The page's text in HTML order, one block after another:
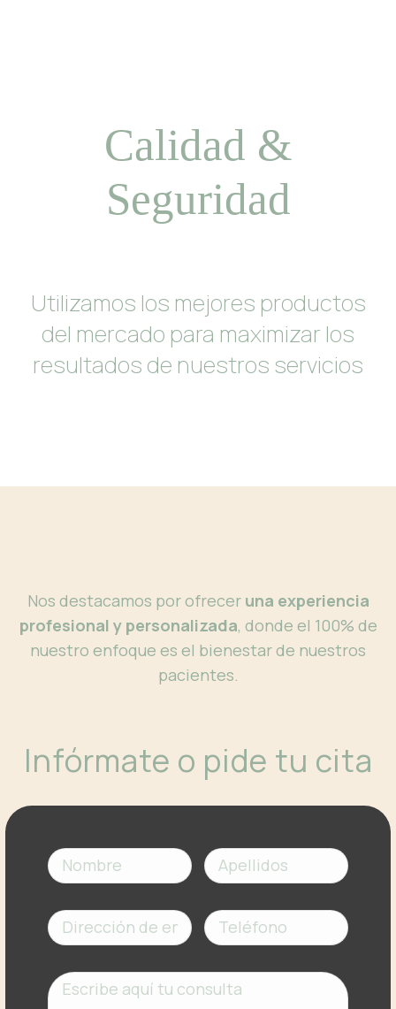
Calidad &
Seguridad
Utilizamos los mejores productos
del mercado para maximizar los
resultados de nuestros servicios
Nos destacamos por ofrecer una experiencia
profesional y personalizada, donde el 100% de
nuestro enfoque es el bienestar de nuestros
pacientes.
Infórmate o pide tu cita